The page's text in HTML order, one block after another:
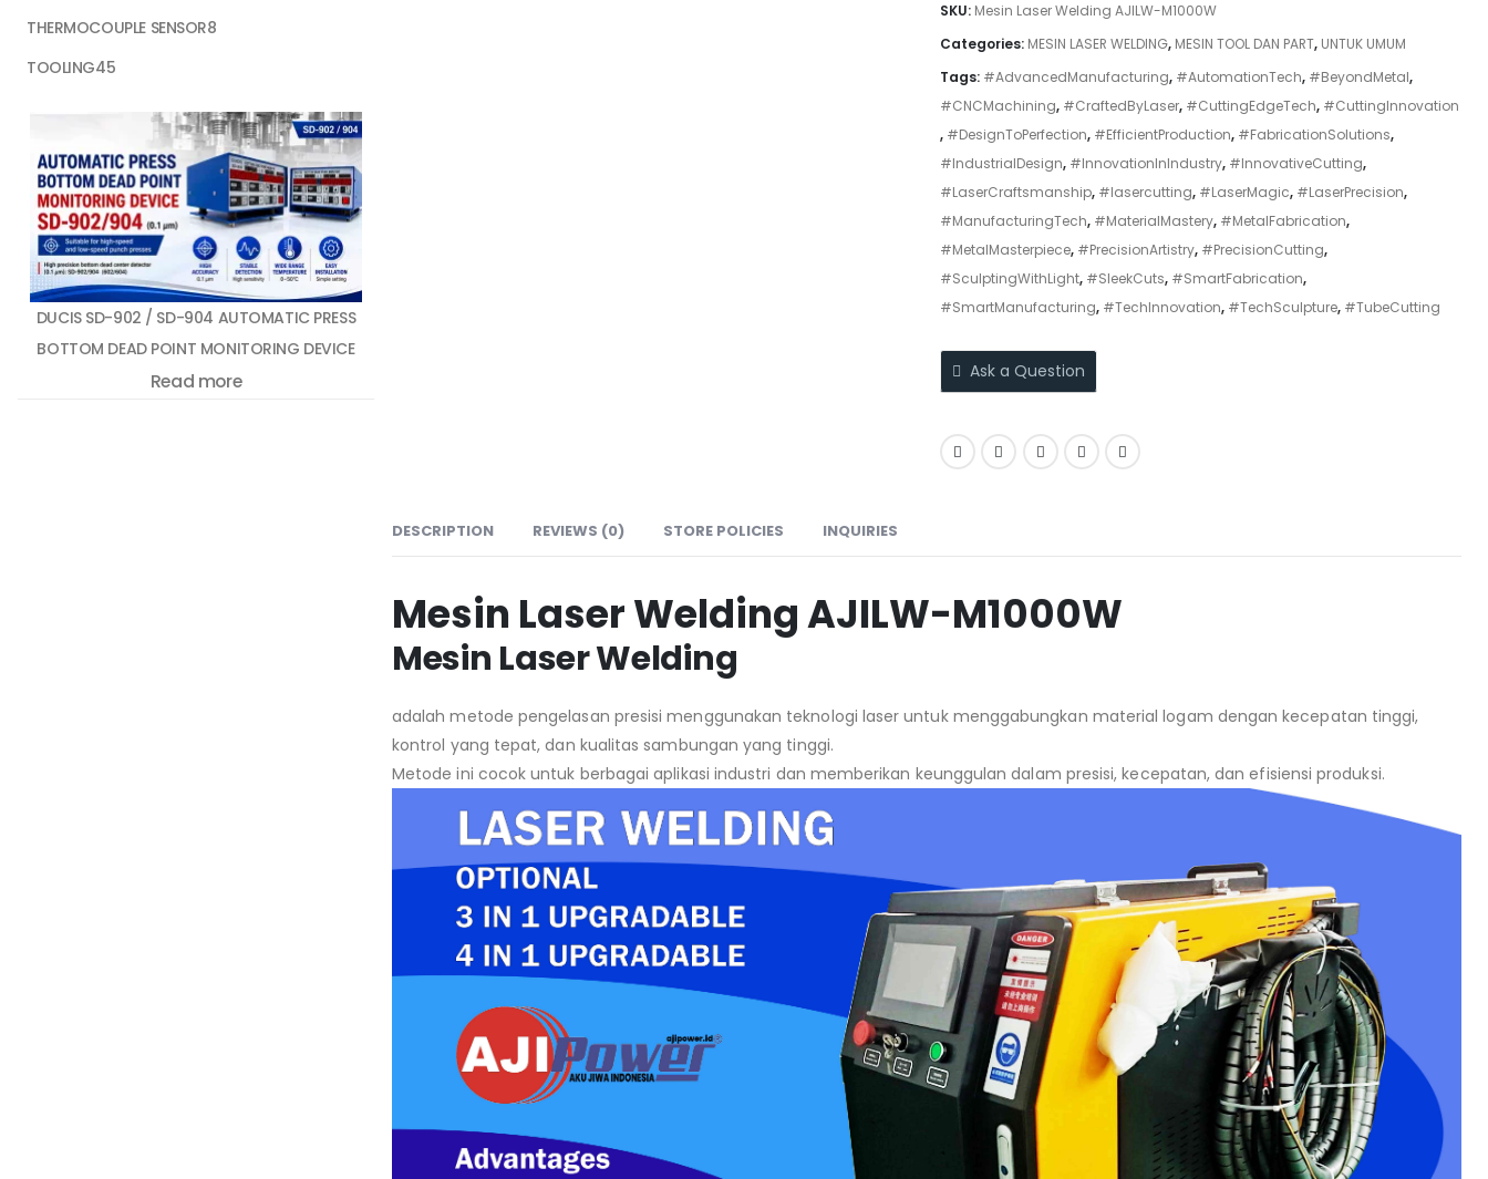
SKU: Mesin Laser Welding AJILW-M1000W
Categories: MESIN LASER WELDING, MESIN TOOL DAN PART, UNTUK UMUM
Tags: #AdvancedManufacturing, #AutomationTech, #BeyondMetal,
#CNCMachining, #CraftedByLaser, #CuttingEdgeTech, #CuttingInnovation
, #DesignToPerfection, #EfficientProduction, #FabricationSolutions,
#IndustrialDesign, #InnovationInIndustry, #InnovativeCutting,
#LaserCraftsmanship, #lasercutting, #LaserMagic, #LaserPrecision,
#ManufacturingTech, #MaterialMastery, #MetalFabrication,
#MetalMasterpiece, #PrecisionArtistry, #PrecisionCutting,
#SculptingWithLight, #SleekCuts, #SmartFabrication,
#SmartManufacturing, #TechInnovation, #TechSculpture, #TubeCutting
Ask a Question
DESCRIPTION REVIEWS (0) STORE POLICIES INQUIRIES
Mesin Laser Welding AJILW-M1000W
Mesin Laser Welding
adalah metode pengelasan presisi menggunakan teknologi laser untuk menggabungkan material logam dengan kecepatan tinggi,
kontrol yang tepat, dan kualitas sambungan yang tinggi.
Metode ini cocok untuk berbagai aplikasi industri dan memberikan keunggulan dalam presisi, kecepatan, dan efisiensi produksi.
products
THERMOCOUPLE SENSOR8
TOOLING45
DUCIS SD-902 / SD-904 AUTOMATIC PRESS
BOTTOM DEAD POINT MONITORING DEVICE
Read more